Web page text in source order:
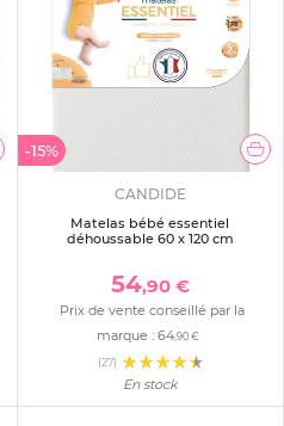
-15%
CANDIDE
Matelas bébé essentiel
déhoussable 60 x 120 cm
54,90 €
Prix de vente conseillé par la
marque : 64,90 €
(27)
En stock